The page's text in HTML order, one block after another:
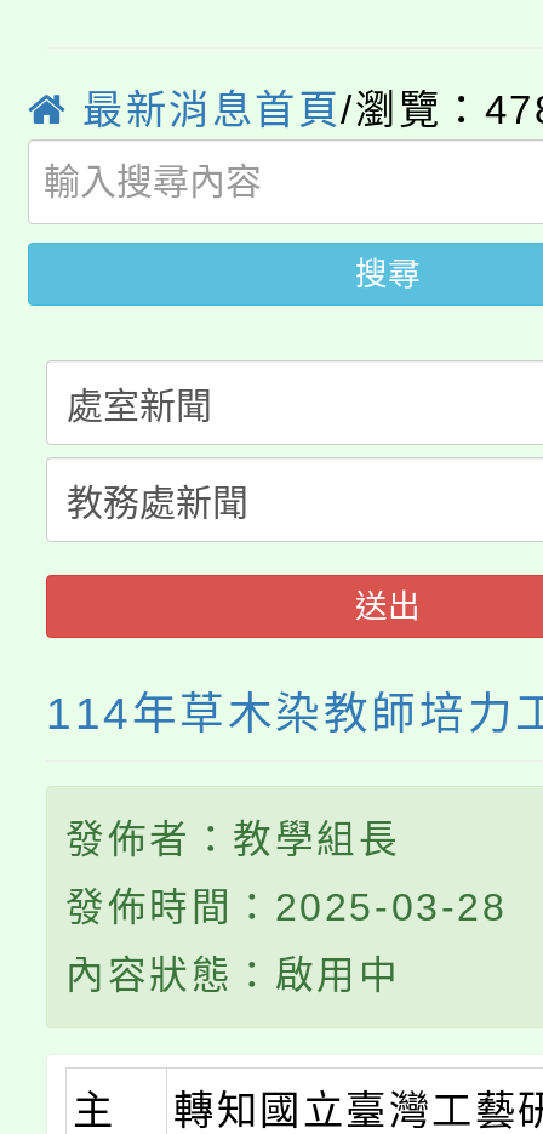
生本土語及新住民語歌
公告本校115學年度第
代理(課)教師甄選結果(
公告本校115學年度第
代理(課)教師甄選結果(
轉知中國文化大學推廣
《TA101》溝通分析基
程，歡迎學生輔導中心
心理、諮商輔導、社會
系所師生報名參加。
轉知苗栗縣政府辦理
門員」簡章及活動海報
踴躍報名參加。
要點
「桃園市補助參觀特色
展演活動實施計畫」
115年度「教育部表揚
義教育推展貢獻獎」
最新消息首頁/瀏覽：
搜尋
送出
114年草木染教師培力
發佈者：教學組長
發佈時間：2025-03-28
內容狀態：啟用中
主
轉知國立臺灣工藝